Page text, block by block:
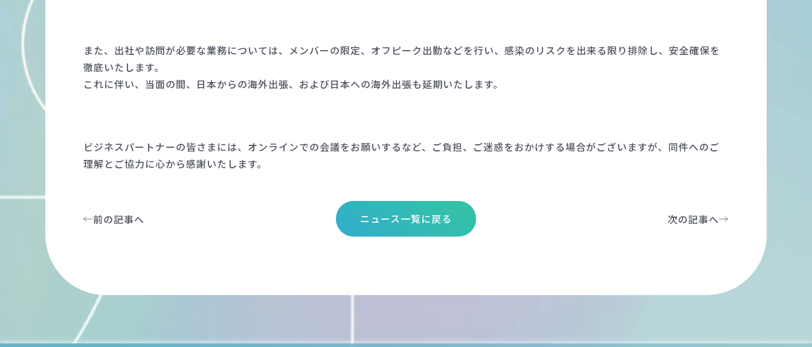
また、出社や訪問が必要な業務については、メンバーの限定、オフピーク出勤などを行い、感染のリスクを出来る限り排除し、安全確保を
徹底いたします。
これに伴い、当面の間、日本からの海外出張、および日本への海外出張も延期いたします。
ビジネスパートナーの皆さまには、オンラインでの会議をお願いするなど、ご負担、ご迷惑をおかけする場合がございますが、同件へのご
理解とご協力に心から感謝いたします。
前の記事へ ニュース一覧に戻る 次の記事へ